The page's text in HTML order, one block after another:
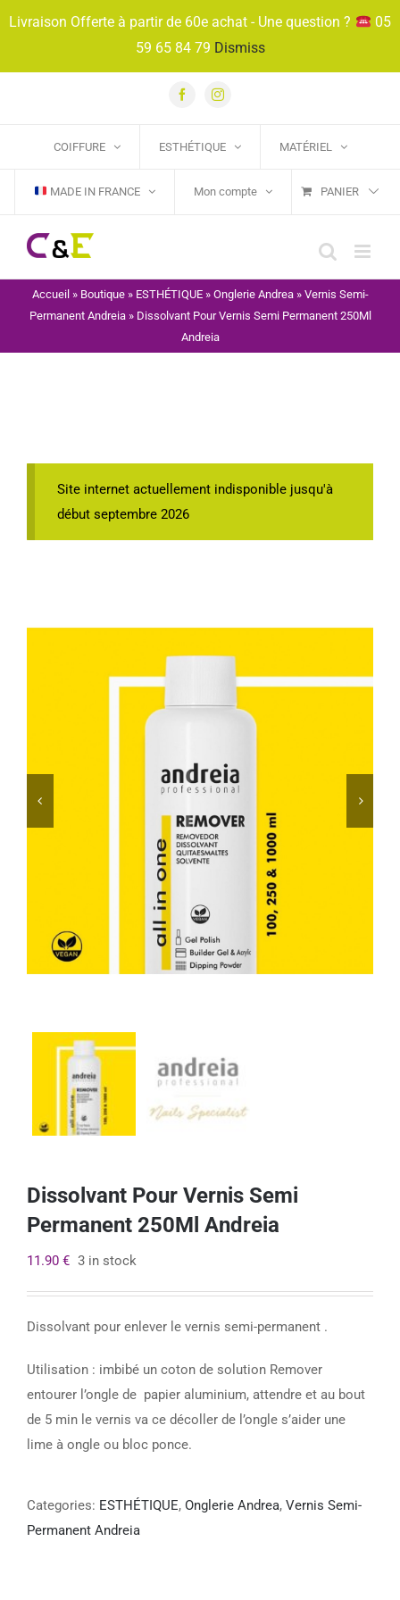
FacebookInstagram
COIFFURE ESTHÉTIQUE MATÉRIEL
MADE IN FRANCE Mon compte PANIER
Accueil » Boutique» ESTHÉTIQUE» Onglerie Andrea» Vernis Semi-
Permanent Andreia» Dissolvant Pour Vernis Semi Permanent 250Ml
Andreia
Site internet actuellement indisponible jusqu'à
début septembre 2026
 
Dissolvant Pour Vernis Semi
Permanent 250Ml Andreia
11.90 € 3 in stock
Dissolvant pour enlever le vernis semi-permanent .
Utilisation : imbibé un coton de solution Remover
entourer l’ongle de papier aluminium, attendre et au bout
de 5 min le vernis va ce décoller de l’ongle s’aider une
lime à ongle ou bloc ponce.
Categories: ESTHÉTIQUE, Onglerie Andrea, Vernis Semi-
Permanent Andreia
Livraison Offerte à partir de 60e achat - Une question ?
05
59 65 84 79 Dismiss